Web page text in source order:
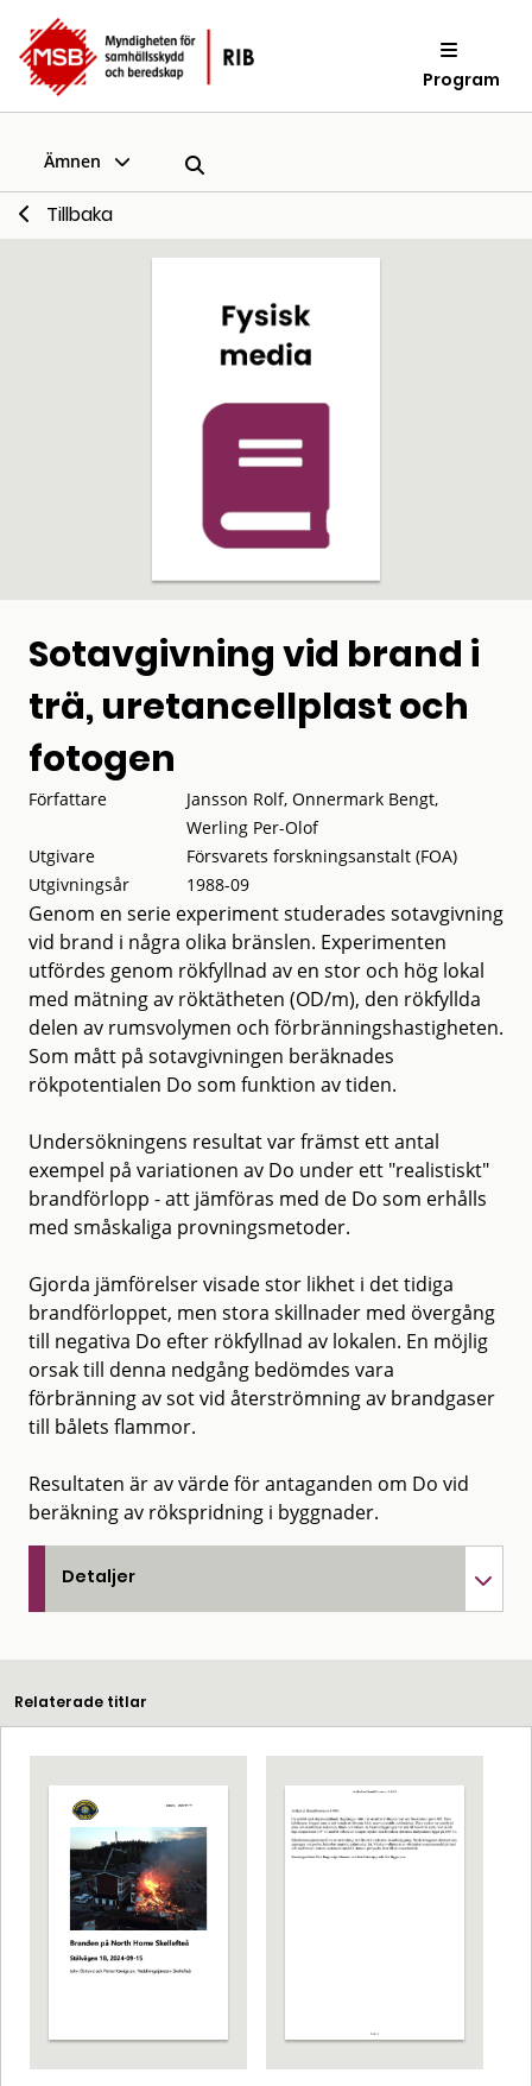
Program
Ämnen
Tillbaka
Sotavgivning vid brand i
trä, uretancellplast och
fotogen
Författare
Jansson Rolf, Onnermark Bengt,
Werling Per-Olof
Utgivare
Försvarets forskningsanstalt (FOA)
Utgivningsår
1988-09
Genom en serie experiment studerades sotavgivning
vid brand i några olika bränslen. Experimenten
utfördes genom rökfyllnad av en stor och hög lokal
med mätning av röktätheten (OD/m), den rökfyllda
delen av rumsvolymen och förbränningshastigheten.
Som mått på sotavgivningen beräknades
rökpotentialen Do som funktion av tiden.
Undersökningens resultat var främst ett antal
exempel på variationen av Do under ett "realistiskt"
brandförlopp - att jämföras med de Do som erhålls
med småskaliga provningsmetoder.
Gjorda jämförelser visade stor likhet i det tidiga
brandförloppet, men stora skillnader med övergång
till negativa Do efter rökfyllnad av lokalen. En möjlig
orsak till denna nedgång bedömdes vara
förbränning av sot vid återströmning av brandgaser
till bålets flammor.
Resultaten är av värde för antaganden om Do vid
beräkning av rökspridning i byggnader.
Detaljer
Relaterade titlar